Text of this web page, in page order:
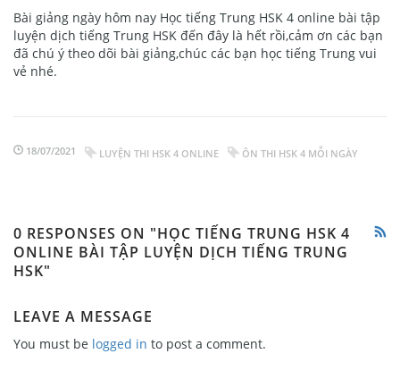
Bài giảng ngày hôm nay Học tiếng Trung HSK 4 online bài tập
luyện dịch tiếng Trung HSK đến đây là hết rồi,cảm ơn các bạn
đã chú ý theo dõi bài giảng,chúc các bạn học tiếng Trung vui
vẻ nhé.
18/07/2021 LUYỆN THI HSK 4 ONLINE ÔN THI HSK 4 MỖI NGÀY
0 RESPONSES ON "HỌC TIẾNG TRUNG HSK 4
ONLINE BÀI TẬP LUYỆN DỊCH TIẾNG TRUNG
HSK"
LEAVE A MESSAGE
You must be logged in to post a comment.